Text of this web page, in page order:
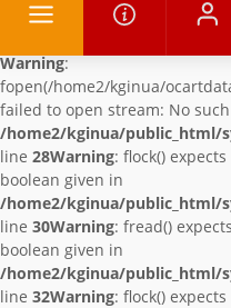
Warning:
fopen(/home2/kginua/
failed to open stream: No
/home2/kginua/public_html/
line 28Warning: flock()
boolean given in
/home2/kginua/public_html/
line 30Warning: fread()
boolean given in
/home2/kginua/public_html/
line 32Warning: flock()